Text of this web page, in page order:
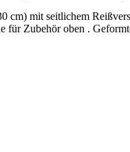
cm) mit seitlichem
für Zubehör oben .